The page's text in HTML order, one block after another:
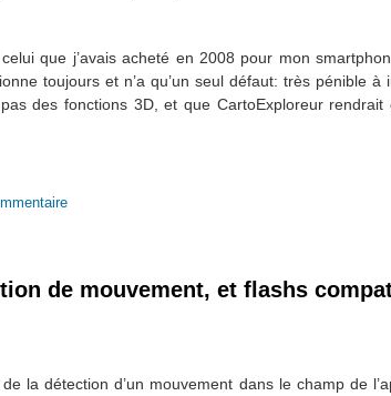
que j’avais acheté en 2008 pour mon
toujours et n’a qu’un seul défaut: très pénible à
des fonctions 3D, et que CartoExploreur rendrait
de mouvement, et flashs
la détection d’un mouvement dans le champ de